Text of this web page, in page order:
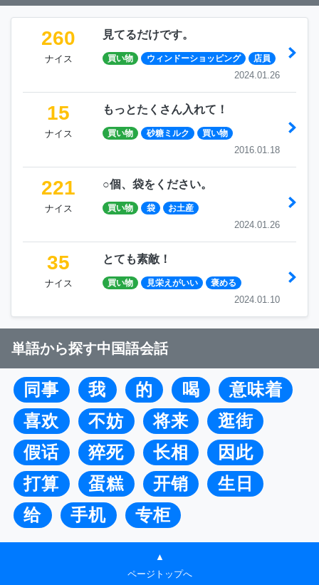
260
ナイス
見てるだけです。
買い物 ウィンドーショッピング 店員
2024.01.26
15
ナイス
もっとたくさん入れて！
買い物 砂糖ミルク 買い物
2016.01.18
221
ナイス
○個、袋をください。
買い物 袋 お土産
2024.01.26
35
ナイス
とても素敵！
買い物 見栄えがいい 褒める
2024.01.10
単語から探す中国語会話
同事 我 的 喝
意味着
喜欢
不妨 将来
逛街
假话
猝死 长相
因此
打算
蛋糕 开销
生日
给
手机 专柜
▲
ページトップへ